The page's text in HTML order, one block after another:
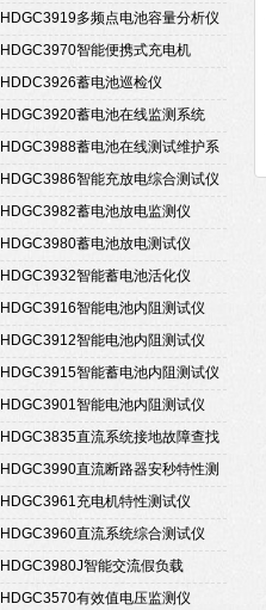
HDGC3919多频点电池容量分析仪
HDGC3970智能便携式充电机
HDDC3926蓄电池巡检仪
HDGC3920蓄电池在线监测系统
HDGC3988蓄电池在线测试维护系
统
HDGC3986智能充放电综合测试仪
HDGC3982蓄电池放电监测仪
HDGC3980蓄电池放电测试仪
HDGC3932智能蓄电池活化仪
HDGC3916智能电池内阻测试仪
HDGC3912智能电池内阻测试仪
HDGC3915智能蓄电池内阻测试仪
HDGC3901智能电池内阻测试仪
HDGC3835直流系统接地故障查找
仪
HDGC3990直流断路器安秒特性测
试仪
HDGC3961充电机特性测试仪
HDGC3960直流系统综合测试仪
HDGC3980J智能交流假负载
HDGC3570有效值电压监测仪